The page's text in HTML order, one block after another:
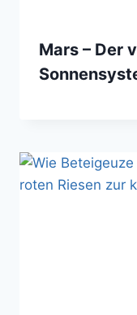
Mars – Der